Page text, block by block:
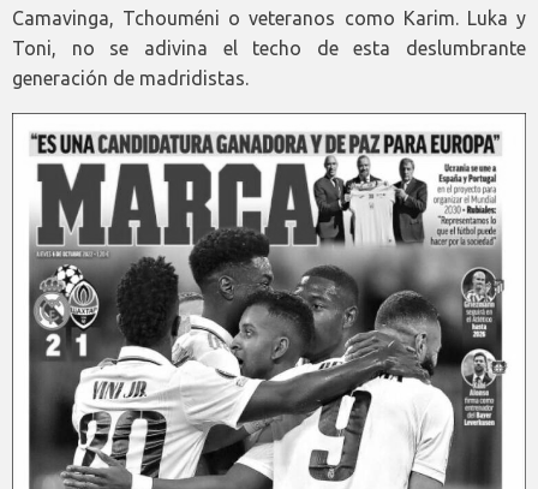
Camavinga, Tchouméni o veteranos como Karim. Luka y
Toni, no se adivina el techo de esta deslumbrante
generación de madridistas.